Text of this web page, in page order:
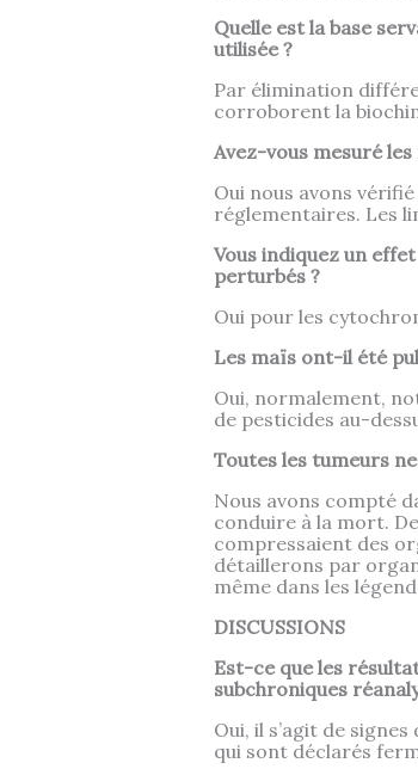
Quelle est la base
utilisée ?
Par élimination
corroborent la
Avez-vous mesuré
Oui nous avons
réglementaires. Les
Vous indiquez un
perturbés ?
Oui pour les
Les maïs ont-il été
Oui, normalement,
de pesticides au-
Toutes les tumeurs
Nous avons compté
conduire à la mort.
compressaient des
détaillerons par
même dans les
DISCUSSIONS
Est-ce que les
subchroniques
Oui, il s’agit de
qui sont déclarés